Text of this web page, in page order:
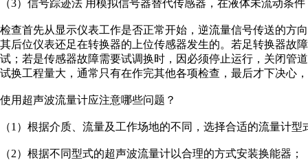
（3）信号踪迹法 用模拟信号器替代传感器，在液体未流动条
检查首先从显示仪表工作是否正常开始，逆流量信号传送的方
其后位仪表还足在转换器的上位传感器发生的。若足转换器故
试；若是传感器故障需要试调换时，因必须停止运行，关闭管
试换工程量大，通常只有在作完其他各项检查，最后才下决心
使用超声波流量计应注意哪些问题？
（1）根据介质、流量及工作场地的不同，选择合适的流量计型
（2）根据不同型式的超声波流量计以合理的方式安装换能器；